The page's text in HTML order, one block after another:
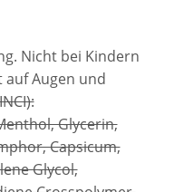
Nicht bei Kindern
auf Augen und
Glycerin,
Capsicum,
Glycol,